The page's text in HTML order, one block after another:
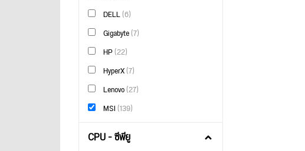
DELL(6)
Gigabyte(7)
HP(22)
HyperX(7)
Lenovo(27)
MSI(139)
CPU - ซีพียู